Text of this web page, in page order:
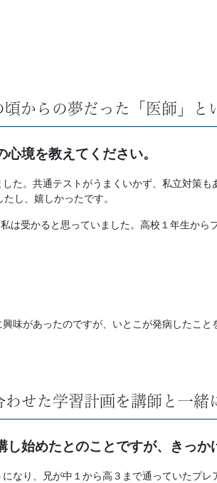
からの夢だった「医師」と
境を教えてください。
た。共通テストがうまくいかず、私立対策
し、嬉しかったです。
は受かると思っていました。高校１年生か
味があったのですが、いとこが発病したこ
せた学習計画を講師と一緒
始めたとのことですが、きっか
なり、兄が中１から高３まで通っていたプ